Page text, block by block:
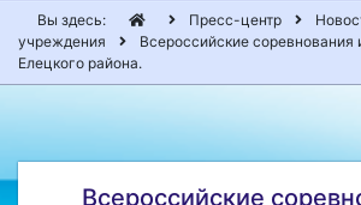
Вы здесь: Пресс-центр
учреждения
Всероссийские соревнования
Елецкого района.
Всероссийские